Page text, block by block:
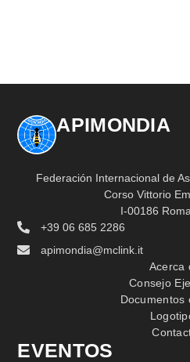
APIMONDIA
Federación Internacional de
Corso Vittorio
I-00186
+39 06 685 2286
apimondia@mclink.it
Acerca
Consejo
Documentos
EVENTOS